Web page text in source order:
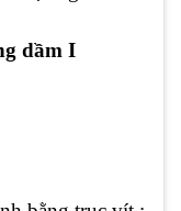
dầm I